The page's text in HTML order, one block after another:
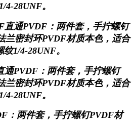
28UNF。
直通PVDF ：两件套，手拧螺钉
兰密封环PVDF材质本色，适合
1/4-28UNF。
通PVDF ：两件套，手拧螺钉
兰密封环PVDF材质本色，适合
28UNF。
：两件套，手拧螺钉PVDF材